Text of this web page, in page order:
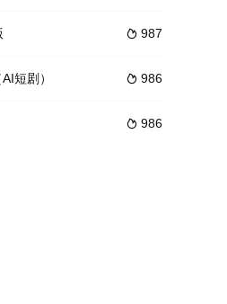
外救治了不死傀孟宗竹。孟宗竹
 987
 986
短剧）
 986